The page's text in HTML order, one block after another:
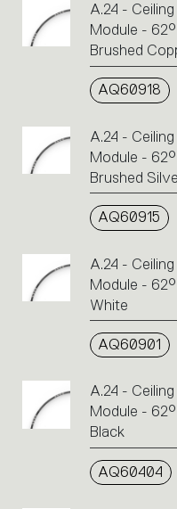
A.24 -
Module -
Brushed
AQ60918
A.24 -
Module -
Brushed
AQ60915
A.24 -
Module -
White
AQ60901
A.24 -
Module -
Black
AQ60404